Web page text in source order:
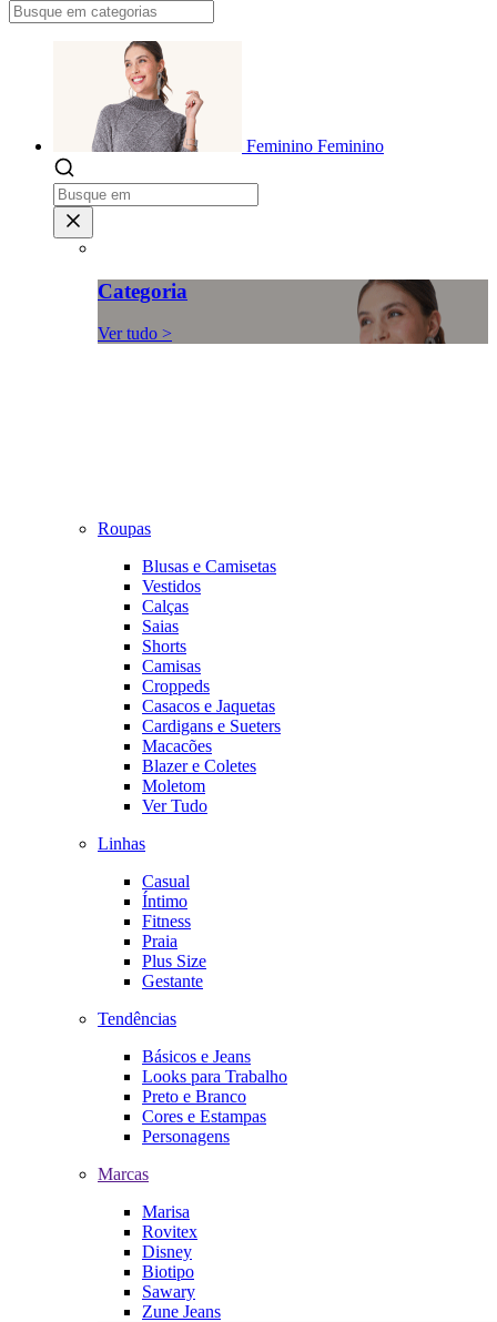
Feminino Feminino
Categoria
Ver tudo >
Roupas
Blusas e Camisetas
Vestidos
Calças
Saias
Shorts
Camisas
Croppeds
Casacos e Jaquetas
Cardigans e Sueters
Macacões
Blazer e Coletes
Moletom
Ver Tudo
Linhas
Casual
Íntimo
Fitness
Praia
Plus Size
Gestante
Tendências
Básicos e Jeans
Looks para Trabalho
Preto e Branco
Cores e Estampas
Personagens
Marcas
Marisa
Rovitex
Disney
Biotipo
Sawary
Zune Jeans